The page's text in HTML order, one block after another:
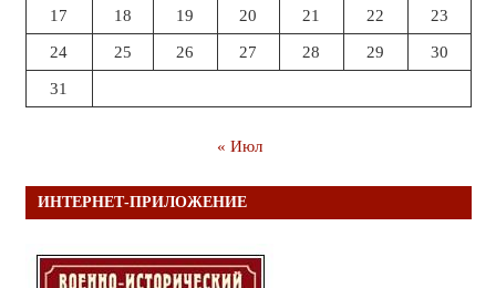
17 18 19 20 21 22 23
24 25 26 27 28 29 30
31
« Июл
ИНТЕРНЕТ-ПРИЛОЖЕНИЕ